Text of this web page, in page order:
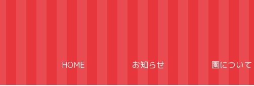
HOME お知らせ 園について